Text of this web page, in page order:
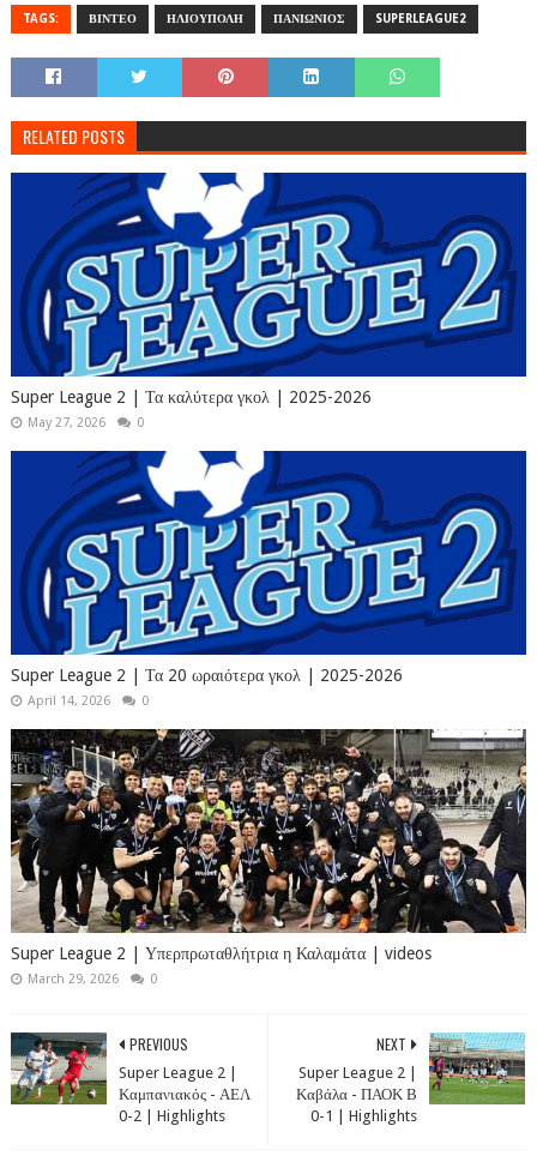
TAGS: ΒΙΝΤΕΟ ΗΛΙΟΥΠΟΛΗ ΠΑΝΙΩΝΙΟΣ SUPERLEAGUE2
RELATED POSTS
Super League 2 | Τα καλύτερα γκολ | 2025-2026
May 27, 2026 0
Super League 2 | Τα 20 ωραιότερα γκολ | 2025-2026
April 14, 2026 0
Super League 2 | Υπερπρωταθλήτρια η Καλαμάτα | videos
March 29, 2026 0
NEXT
Super League 2 |
Καβάλα - ΠΑΟΚ Β
0-1 | Highlights
PREVIOUS
Super League 2 |
Καμπανιακός - ΑΕΛ
0-2 | Highlights